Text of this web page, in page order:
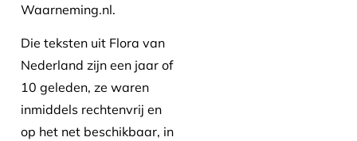
Waarneming.nl.
Die teksten uit Flora van
Nederland zijn een jaar of
10 geleden, ze waren
inmiddels rechtenvrij en
op het net beschikbaar, in